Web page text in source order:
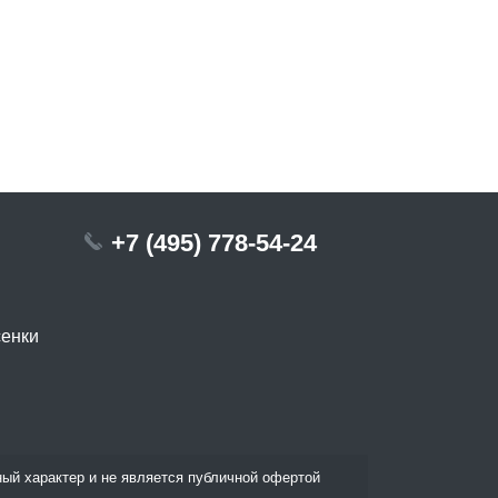
+7 (495) 778-54-24
характер и не является публичной офертой